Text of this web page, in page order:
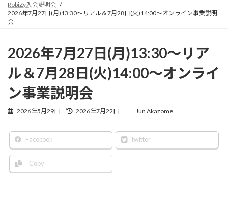
RobiZy入会説明会
2026年7月27日(月)13:30～リアル＆7月28日(火)14:00～オンライン事業説明
会
2026年7月27日(月)13:30～リア
ル＆7月28日(火)14:00～オンライ
ン事業説明会
2026年5月29日
最
日
時
2026年7月22日 Jun Akazome
Facebook twitter
Copy